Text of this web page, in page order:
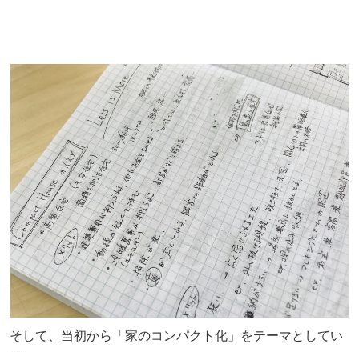
そして、当初から「家のコンパクト化」をテーマとしてい